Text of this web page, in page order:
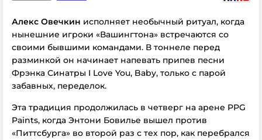
Алекс Овечкин исполняет необычный ритуал, когда
нынешние игроки «Вашингтона» встречаются со
своими бывшими командами. В тоннеле перед
разминкой он начинает напевать припев песни
Фрэнка Синатры I Love You, Baby, только с парой
забавных, переделок.
Эта традиция продолжилась в четверг на арене PPG
Paints, когда Энтони Бовилье вышел против
«Питтсбурга» во второй раз с тех пор, как перебрался